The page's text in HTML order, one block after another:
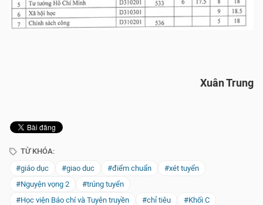
Xuân Trung
TỪ KHÓA:
#giáo dục
#giao duc #điểm chuẩn
#xét tuyển
#Nguyện vọng 2
#trúng tuyển
#Học viện Báo chí và Tuyên truyền
#chỉ tiêu
#Khối C